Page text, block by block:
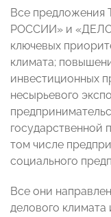
Все
РОССИИ» и
ключевых
климата;
инвестиционных
несырьевого
государственной
том числе
социального
Все они
делового